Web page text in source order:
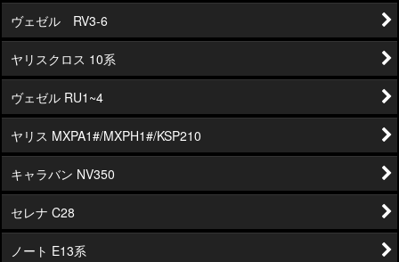
ヴェゼル RV3-6
ヤリスクロス 10系
ヴェゼル RU1~4
ヤリス MXPA1#/MXPH1#/KSP210
キャラバン NV350
セレナ C28
ノート E13系